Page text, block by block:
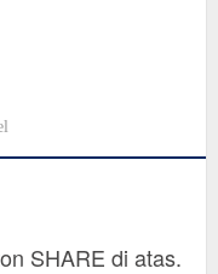
SHARE di atas.